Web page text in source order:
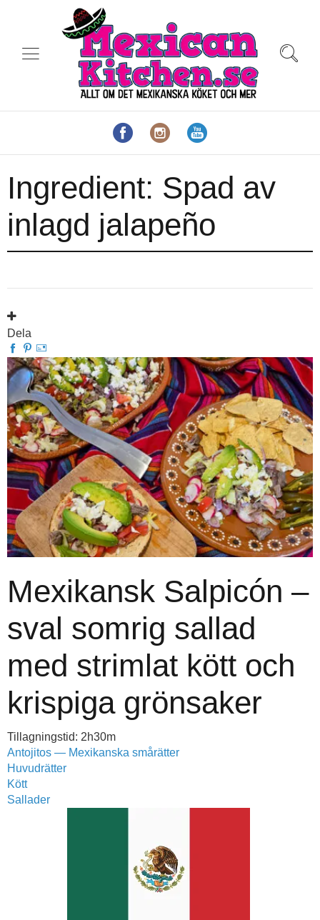
Ingredient: Spad av
inlagd jalapeño
Dela
Mexikansk Salpicón –
sval somrig sallad
med strimlat kött och
krispiga grönsaker
Tillagningstid: 2h30m
Antojitos — Mexikanska smårätter
Huvudrätter
Kött
Sallader